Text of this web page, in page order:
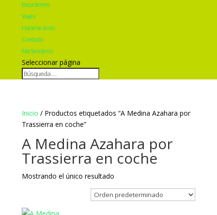
Excursiones
Viajes
Hacerse socio
Contacto
Mis Senderos
Seleccionar página
Inicio / Productos etiquetados “A Medina Azahara por
Trassierra en coche”
A Medina Azahara por
Trassierra en coche
Mostrando el único resultado